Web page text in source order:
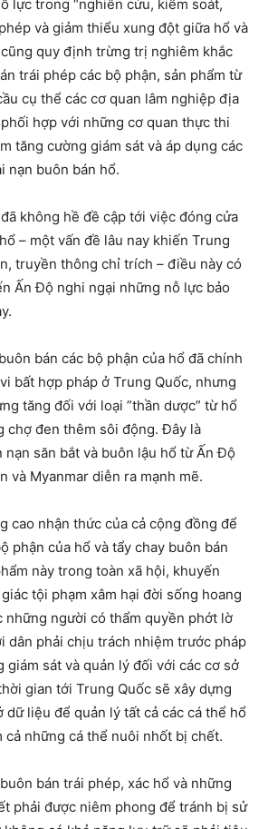
lực trong “nghiên cứu, kiểm soát,
và giảm thiểu xung đột giữa hổ và
quy định trừng trị nghiêm khắc
trái phép các bộ phận, sản phẩm từ
cụ thể các cơ quan lâm nghiệp địa
hợp với những cơ quan thực thi
tăng cường giám sát và áp dụng các
nạn buôn bán hổ.
không hề đề cập tới việc đóng cửa
– một vấn đề lâu nay khiến Trung
truyền thông chỉ trích – điều này có
Ấn Độ nghi ngại những nỗ lực bảo
bán các bộ phận của hổ đã chính
bất hợp pháp ở Trung Quốc, nhưng
tăng đối với loại ”thần dược” từ hổ
chợ đen thêm sôi động. Đây là
nạn săn bắt và buôn lậu hổ từ Ấn Độ
và Myanmar diễn ra mạnh mẽ.
cao nhận thức của cả cộng đồng để
phận của hổ và tẩy chay buôn bán
này trong toàn xã hội, khuyến
tội phạm xâm hại đời sống hoang
những người có thẩm quyền phớt lờ
dân phải chịu trách nhiệm trước pháp
giám sát và quản lý đối với các cơ sở
gian tới Trung Quốc sẽ xây dựng
dữ liệu để quản lý tất cả các cá thể hổ
cả những cá thể nuôi nhốt bị chết.
bán trái phép, xác hổ và những
phải được niêm phong để tránh bị sử